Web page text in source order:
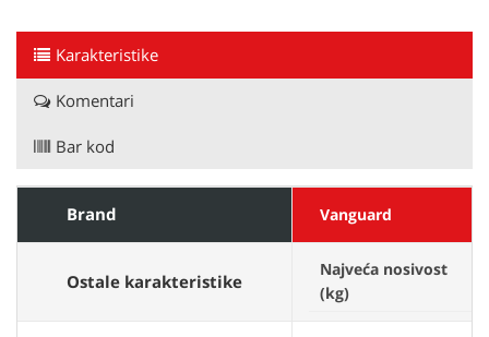
Karakteristike
Komentari
Bar kod
Brand Vanguard
Ostale karakteristike
Najveća nosivost
(kg)